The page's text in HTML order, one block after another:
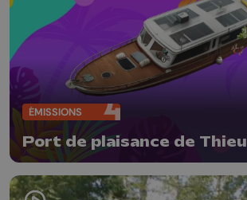
ÉMISSIONS
Port de plaisance de Thieu